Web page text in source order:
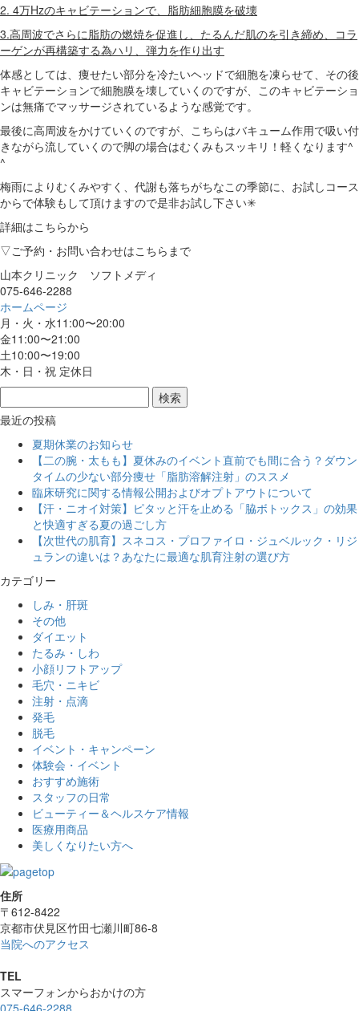
2. 4万Hzのキャビテーションで、脂肪細胞膜を破壊
3.高周波でさらに脂肪の燃焼を促進し、たるんだ肌のを引き締め、コラ
ーゲンが再構築する為ハリ、弾力を作り出す
体感としては、痩せたい部分を冷たいヘッドで細胞を凍らせて、その後
キャビテーションで細胞膜を壊していくのですが、このキャビテーショ
ンは無痛でマッサージされているような感覚です。
最後に高周波をかけていくのですが、こちらはバキューム作用で吸い付
きながら流していくので脚の場合はむくみもスッキリ！軽くなります^
^
梅雨によりむくみやすく、代謝も落ちがちなこの季節に、お試しコース
からで体験もして頂けますので是非お試し下さい✳︎
詳細はこちらから
▽ご予約・お問い合わせはこちらまで
山本クリニック ソフトメディ
075-646-2288
ホームページ
月・火・水11:00〜20:00
金11:00〜21:00
土10:00〜19:00
木・日・祝 定休日
最近の投稿
夏期休業のお知らせ
【二の腕・太もも】夏休みのイベント直前でも間に合う？ダウン
タイムの少ない部分痩せ「脂肪溶解注射」のススメ
臨床研究に関する情報公開およびオプトアウトについて
【汗・ニオイ対策】ピタッと汗を止める「脇ボトックス」の効果
と快適すぎる夏の過ごし方
【次世代の肌育】スネコス・プロファイロ・ジュベルック・リジ
ュランの違いは？あなたに最適な肌育注射の選び方
カテゴリー
しみ・肝斑
その他
ダイエット
たるみ・しわ
小顔リフトアップ
毛穴・ニキビ
注射・点滴
発毛
脱毛
イベント・キャンペーン
体験会・イベント
おすすめ施術
スタッフの日常
ビューティー＆ヘルスケア情報
医療用商品
美しくなりたい方へ
住所
〒612-8422
京都市伏見区竹田七瀬川町86-8
当院へのアクセス
TEL
スマーフォンからおかけの方
075-646-2288